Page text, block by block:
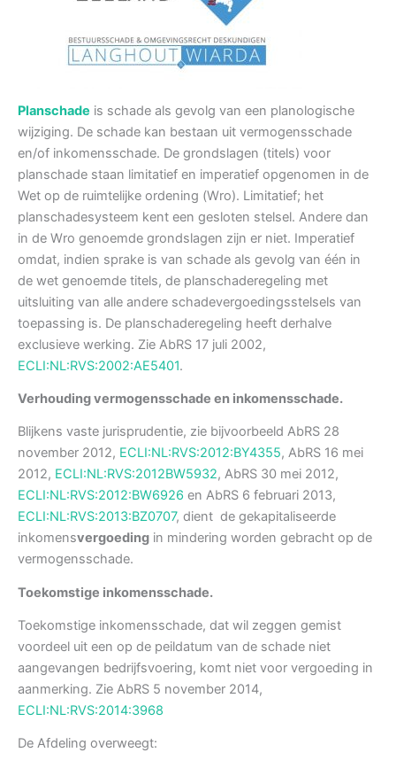
Planschade is schade als gevolg van een planologische
wijziging. De schade kan bestaan uit vermogensschade
en/of inkomensschade. De grondslagen (titels) voor
planschade staan limitatief en imperatief opgenomen in de
Wet op de ruimtelijke ordening (Wro). Limitatief; het
planschadesysteem kent een gesloten stelsel. Andere dan
in de Wro genoemde grondslagen zijn er niet. Imperatief
omdat, indien sprake is van schade als gevolg van één in
de wet genoemde titels, de planschaderegeling met
uitsluiting van alle andere schadevergoedingsstelsels van
toepassing is. De planschaderegeling heeft derhalve
exclusieve werking. Zie AbRS 17 juli 2002,
ECLI:NL:RVS:2002:AE5401.
Verhouding vermogensschade en inkomensschade.
Blijkens vaste jurisprudentie, zie bijvoorbeeld AbRS 28
november 2012, ECLI:NL:RVS:2012:BY4355, AbRS 16 mei
2012, ECLI:NL:RVS:2012BW5932, AbRS 30 mei 2012,
ECLI:NL:RVS:2012:BW6926 en AbRS 6 februari 2013,
ECLI:NL:RVS:2013:BZ0707, dient de gekapitaliseerde
inkomensvergoeding in mindering worden gebracht op de
vermogensschade.
Toekomstige inkomensschade.
Toekomstige inkomensschade, dat wil zeggen gemist
voordeel uit een op de peildatum van de schade niet
aangevangen bedrijfsvoering, komt niet voor vergoeding in
aanmerking. Zie AbRS 5 november 2014,
ECLI:NL:RVS:2014:3968
De Afdeling overweegt: